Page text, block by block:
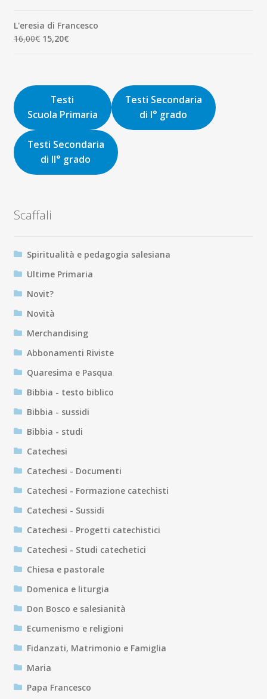
originale
era:
9,00€.
attuale
è:
L'eresia di Francesco
16,00€ Il
15,20€Il
15,20€.
Testi
Scuola Primaria
Testi Secondaria
di I° grado
Testi Secondaria
di II° grado
Scaffali
Spiritualità e pedagogia salesiana
Ultime Primaria
Novit?
Novità
Merchandising
Abbonamenti Riviste
Quaresima e Pasqua
Bibbia - testo biblico
Bibbia - sussidi
Bibbia - studi
Catechesi
Catechesi - Documenti
Catechesi - Formazione catechisti
Catechesi - Sussidi
Catechesi - Progetti catechistici
Catechesi - Studi catechetici
Chiesa e pastorale
Domenica e liturgia
Don Bosco e salesianità
Ecumenismo e religioni
Fidanzati, Matrimonio e Famiglia
Maria
Papa Francesco